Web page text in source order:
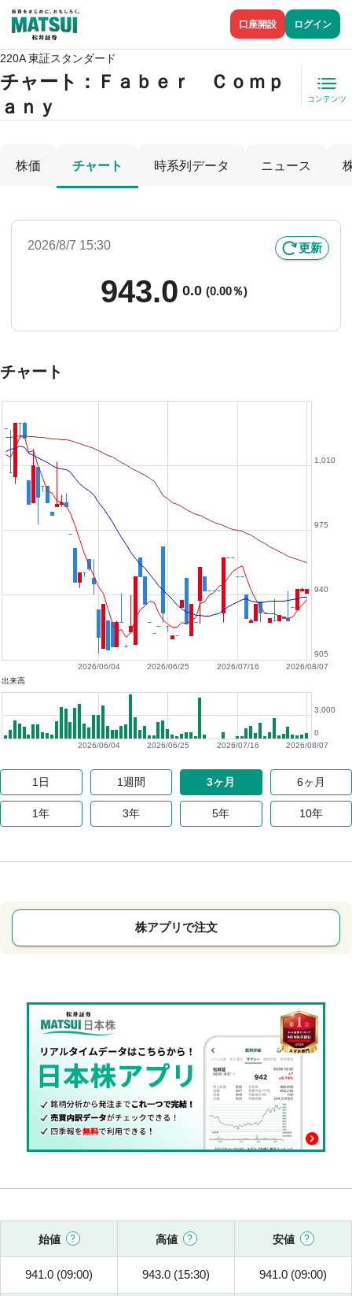
口座開設 ログイン
220A 東証スタンダード
チャート： Ｆａｂｅｒ Ｃｏｍｐ
ａｎｙ
コンテンツ
株価 チャート 時系列データ ニュース
2026/8/7 15:30 更新
943.0 0.0 (0.00％)
チャート
2026/08/07
2026/07/16
2026/06/25
2026/06/04
905
940
975
1,010
出来高
2026/08/07
2026/07/16
2026/06/25
2026/06/04
0
3,000
1日 1週間 3ヶ月 6ヶ月
1年 3年 5年 10年
株アプリで注文
始値 高値 安値
941.0 (09:00) 943.0 (15:30) 941.0 (09:00)